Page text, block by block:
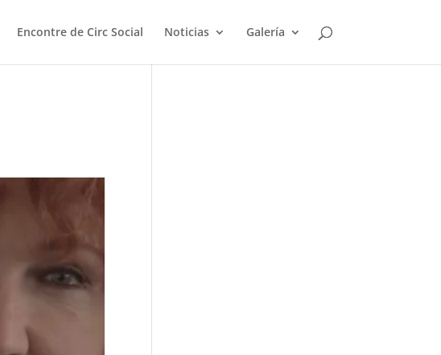
Encontre de Circ Social Noticias Galería